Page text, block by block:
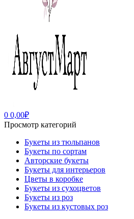
0 0,00₽
Просмотр категорий
Букеты из тюльпанов
Букеты по сортам
Авторские букеты
Букеты для интерьеров
Цветы в коробке
Букеты из сухоцветов
Букеты из роз
Букеты из кустовых роз